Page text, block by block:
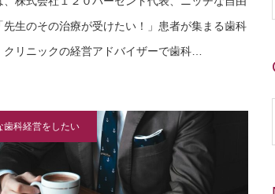
先生のその治療が受けたい！」患者が集まる歯科
クリニックの経営アドバイザーで歯科…
歯科経営をしたい